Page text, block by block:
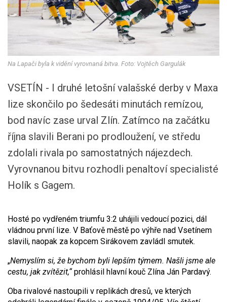
Na Lapači byla k vidění vyrovnaná bitva. Foto: Vojtěch Gargulák
VSETÍN - I druhé letošní valašské derby v Maxa
lize skončilo po šedesáti minutách remízou,
bod navíc zase urval Zlín. Zatímco na začátku
října slavili Berani po prodloužení, ve středu
zdolali rivala po samostatných nájezdech.
Vyrovnanou bitvu rozhodli penaltoví specialisté
Holík s Gagem.
Hosté po vydřeném triumfu 3:2 uhájili vedoucí pozici, dál
vládnou první lize. V Baťově městě po výhře nad Vsetínem
slavili, naopak za kopcem Sirákovem zavládl smutek.
„Nemyslím si, že bychom byli lepším týmem. Našli jsme ale
cestu, jak zvítězit,“prohlásil hlavní kouč Zlína Ján Pardavý.
Oba rivalové nastoupili v replikách dresů, ve kterých